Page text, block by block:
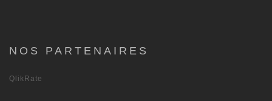
NOS PARTENAIRES
QlikRate